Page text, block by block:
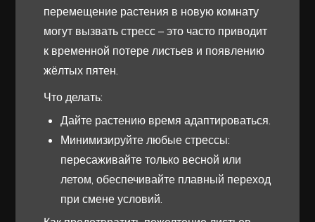
перемещение растения в новую комнату
могут вызвать стресс – это часто приводит
к временной потере листьев и появлению
жёлтых пятен.
Что делать:
Дайте растению время адаптироваться.
Минимизируйте любые стрессы:
пересаживайте только весной или
летом, обеспечивайте плавный переход
при смене условий.